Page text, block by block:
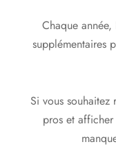
Chaque
supplémentaires
Si vous
pros et